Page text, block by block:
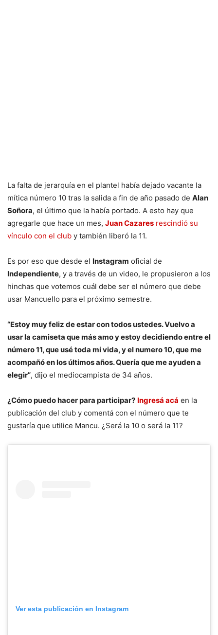
La falta de jerarquía en el plantel había dejado vacante la
mítica número 10 tras la salida a fin de año pasado de Alan
Soñora, el último que la había portado. A esto hay que
agregarle que hace un mes, Juan Cazares rescindió su
vínculo con el club y también liberó la 11.
Es por eso que desde el Instagram oficial de
Independiente, y a través de un video, le propusieron a los
hinchas que votemos cuál debe ser el número que debe
usar Mancuello para el próximo semestre.
“Estoy muy feliz de estar con todos ustedes. Vuelvo a
usar la camiseta que más amo y estoy decidiendo entre el
número 11, que usé toda mi vida, y el numero 10, que me
acompañó en los últimos años. Quería que me ayuden a
elegir”, dijo el mediocampista de 34 años.
¿Cómo puedo hacer para participar? Ingresá acá en la
publicación del club y comentá con el número que te
gustaría que utilice Mancu. ¿Será la 10 o será la 11?
Ver esta publicación en Instagram